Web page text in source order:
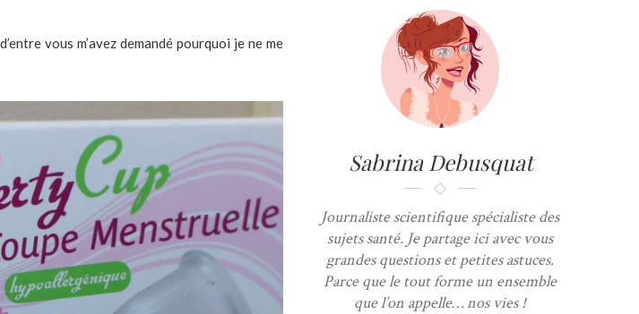
vous m’avez demandé pourquoi je ne me
Sabrina Debusquat
Journaliste scientifique spécialiste des
sujets santé. Je partage ici avec vous
grandes questions et petites astuces.
Parce que le tout forme un ensemble
que l’on appelle… nos vies !